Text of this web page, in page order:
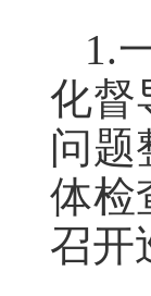
1.
化督
问题
体检
召开